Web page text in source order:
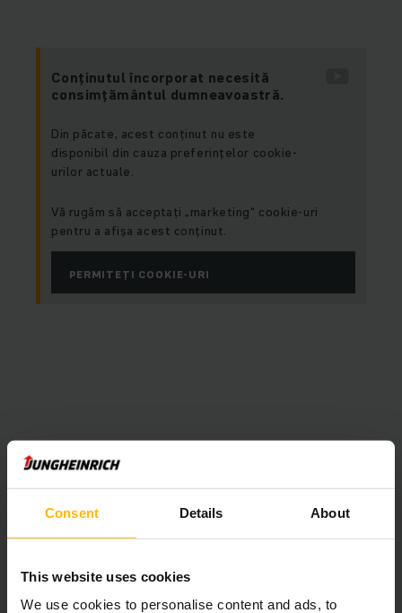
Consent Details About
This website uses cookies
We use cookies to personalise content and ads, to
Conținutul încorporat necesită
consimțământul dumneavoastră.
Din păcate, acest conținut nu este
disponibil din cauza preferințelor cookie-
urilor actuale.
Vă rugăm să acceptați „marketing“ cookie-uri
pentru a afișa acest conținut.
PERMITEȚI COOKIE-URI
RIKA Blechkomponenten GmbH